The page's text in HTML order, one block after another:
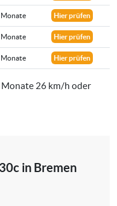
Monate Hier prüfen
Monate Hier prüfen
Monate Hier prüfen
26 km/h oder
in Bremen